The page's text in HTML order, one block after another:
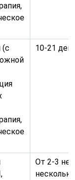
(с
10-21
От 2-3